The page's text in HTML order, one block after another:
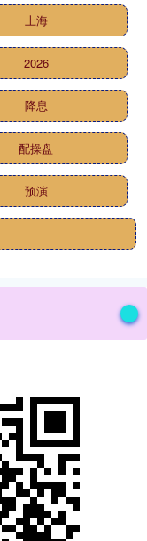
上海
2026
降息
配操盘
预演